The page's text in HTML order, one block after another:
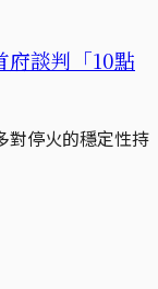
府談判「10點
對停火的穩定性持